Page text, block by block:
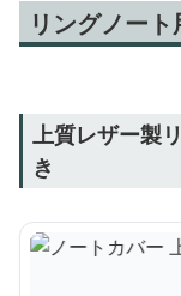
リングノー
上質レザー製
き